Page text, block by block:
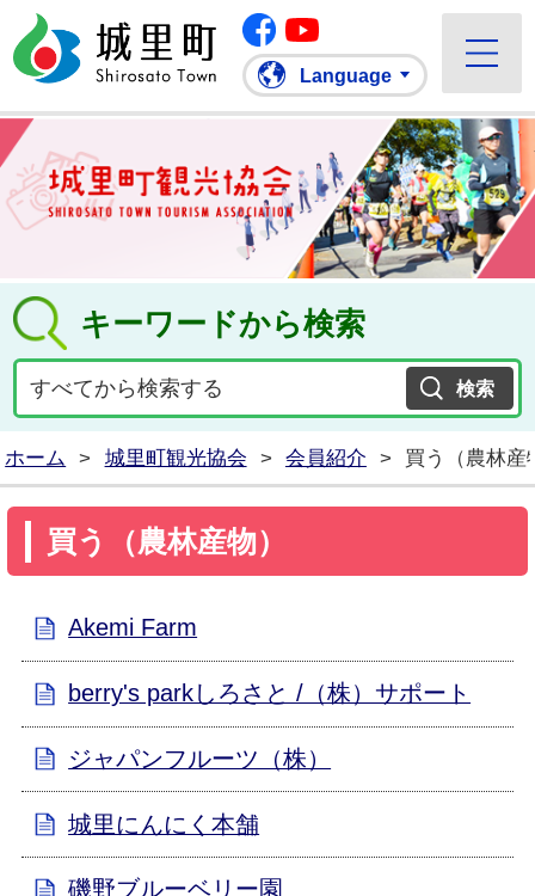
城里町ホームページ
Facebook
Language
キーワードから検索
ホーム > 城里町観光協会 > 会員紹介 > 買う（農林産
買う（農林産物）
Akemi Farm
berry's parkしろさと /（株）サポート
ジャパンフルーツ（株）
城里にんにく本舗
磯野ブルーベリー園